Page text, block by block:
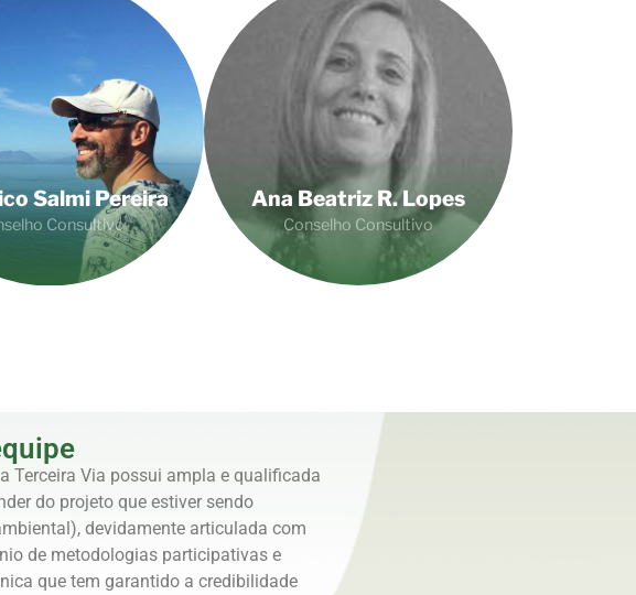
Salmi Pereira
Consultivo
Ana Beatriz R. Lopes
Conselho Consultivo
Terceira Via possui ampla e qualificada
do projeto que estiver sendo
devidamente articulada com
de metodologias participativas e
que tem garantido a credibilidade